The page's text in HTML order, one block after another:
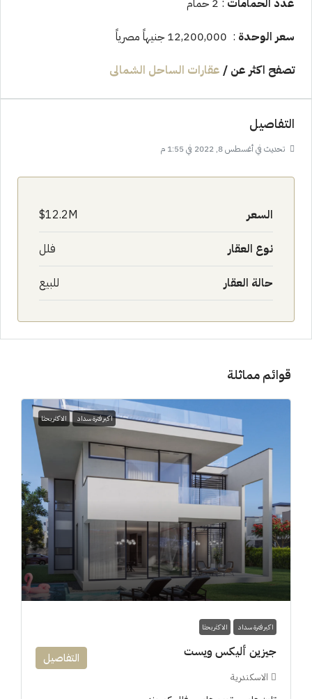
عدد الحمامات : 2 حمام
سعر الوحدة : 12,200,000 جنيهاً مصرياً
تصفح اكثر عن / عقارات الساحل الشمالى
التفاصيل
تحديث في أغسطس 8, 2022 في 1:55 م
السعر 12.2M$
نوع العقار فلل
حالة العقار للبيع
قوائم مماثلة
اكبر فترة سداد الاكثر بحثا
اكبر فترة سداد الاكثر بحثا
جيزين أليكس ويست
الاسكندرية
التفاصيل